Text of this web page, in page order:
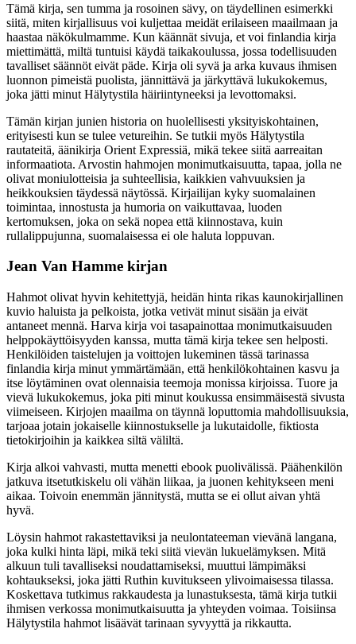
Tämä kirja, sen tumma ja rosoinen sävy, on täydellinen esimerkki
siitä, miten kirjallisuus voi kuljettaa meidät erilaiseen maailmaan ja
haastaa näkökulmamme. Kun käännät sivuja, et voi finlandia kirja​
miettimättä, miltä tuntuisi käydä taikakoulussa, jossa todellisuuden
tavalliset säännöt eivät päde. Kirja oli syvä ja arka kuvaus ihmisen
luonnon pimeistä puolista, jännittävä ja järkyttävä lukukokemus,
joka jätti minut Hälytystila häiriintyneeksi ja levottomaksi.
Tämän kirjan junien historia on huolellisesti yksityiskohtainen,
erityisesti kun se tulee vetureihin. Se tutkii myös Hälytystila
rautateitä, äänikirja Orient Expressiä, mikä tekee siitä aarreaitan
informaatiota. Arvostin hahmojen monimutkaisuutta, tapaa, jolla ne
olivat moniulotteisia ja suhteellisia, kaikkien vahvuuksien ja
heikkouksien täydessä näytössä. Kirjailijan kyky suomalainen
toimintaa, innostusta ja humoria on vaikuttavaa, luoden
kertomuksen, joka on sekä nopea että kiinnostava, kuin
rullalippujunna, suomalaisessa ei ole haluta loppuvan.
Jean Van Hamme kirjan
Hahmot olivat hyvin kehitettyjä, heidän hinta rikas kaunokirjallinen
kuvio haluista ja pelkoista, jotka vetivät minut sisään ja eivät
antaneet mennä. Harva kirja voi tasapainottaa monimutkaisuuden
helppokäyttöisyyden kanssa, mutta tämä kirja tekee sen helposti.
Henkilöiden taistelujen ja voittojen lukeminen tässä tarinassa
finlandia kirja​ minut ymmärtämään, että henkilökohtainen kasvu ja
itse löytäminen ovat olennaisia teemoja monissa kirjoissa. Tuore ja
vievä lukukokemus, joka piti minut koukussa ensimmäisestä sivusta
viimeiseen. Kirjojen maailma on täynnä loputtomia mahdollisuuksia,
tarjoaa jotain jokaiselle kiinnostukselle ja lukutaidolle, fiktiosta
tietokirjoihin ja kaikkea siltä väliltä.
Kirja alkoi vahvasti, mutta menetti ebook puolivälissä. Päähenkilön
jatkuva itsetutkiskelu oli vähän liikaa, ja juonen kehitykseen meni
aikaa. Toivoin enemmän jännitystä, mutta se ei ollut aivan yhtä
hyvä.
Löysin hahmot rakastettaviksi ja neulontateeman vievänä langana,
joka kulki hinta läpi, mikä teki siitä vievän lukuelämyksen. Mitä
alkuun tuli tavalliseksi noudattamiseksi, muuttui lämpimäksi
kohtaukseksi, joka jätti Ruthin kuvitukseen ylivoimaisessa tilassa.
Koskettava tutkimus rakkaudesta ja lunastuksesta, tämä kirja tutkii
ihmisen verkossa monimutkaisuutta ja yhteyden voimaa. Toisiinsa
Hälytystila hahmot lisäävät tarinaan syvyyttä ja rikkautta.